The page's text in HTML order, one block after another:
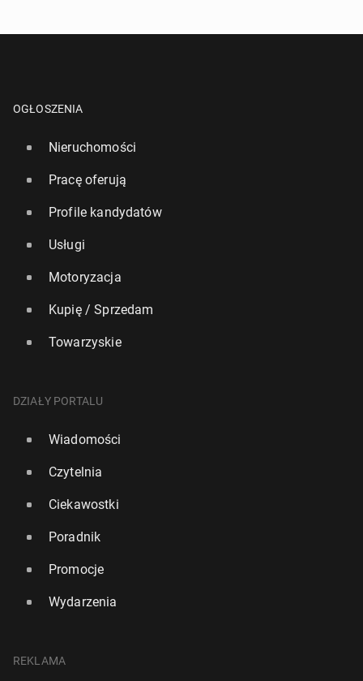
OGŁOSZENIA
Nieruchomości
Pracę oferują
Profile kandydatów
Usługi
Motoryzacja
Kupię / Sprzedam
Towarzyskie
DZIAŁY PORTALU
Wiadomości
Czytelnia
Ciekawostki
Poradnik
Promocje
Wydarzenia
REKLAMA